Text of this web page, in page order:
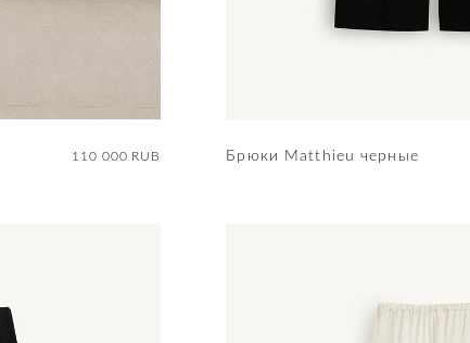
110 000 RUB Брюки Matthieu черные